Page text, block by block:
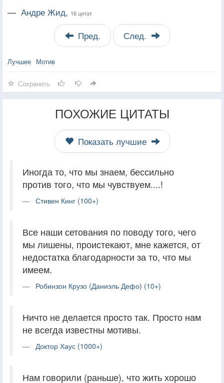
— Андре Жид, 16 цитат
Пред. След.
Лучшее Мотив
Сохранить
ПОХОЖИЕ ЦИТАТЫ
Показать лучшие
Иногда то, что мы знаем, бессильно
против того, что мы чувствуем....!
Стивен Кинг (100+)
Все наши сетования по поводу того, чего
мы лишены, проистекают, мне кажется, от
недостатка благодарности за то, что мы
имеем.
Робинзон Крузо (Даниэль Дефо) (10+)
Ничто не делается просто так. Просто нам
не всегда известны мотивы.
Доктор Хаус (1000+)
Нам говорили (раньше), что жить хорошо